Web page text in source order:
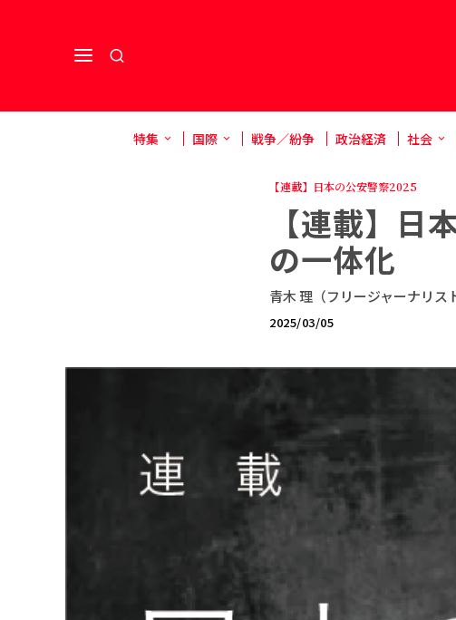
特集 国際 戦争／紛争 政治経済 社会
【連載】日本の公安警察2025
【連載】日
の一体化
青木 理（フリージャーナリス
2025/03/05